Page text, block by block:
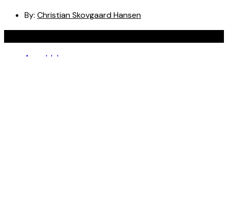
By: Christian Skovgaard Hansen
Anmeldelser